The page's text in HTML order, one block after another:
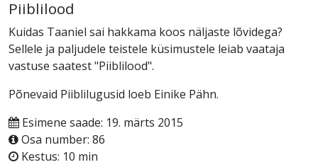
Piiblilood
Kuidas Taaniel sai hakkama koos näljaste lõvidega?
Sellele ja paljudele teistele küsimustele leiab vaataja
vastuse saatest "Piiblilood".
Põnevaid Piiblilugusid loeb Einike Pähn.
Esimene saade: 19. märts 2015
Osa number: 86
Kestus: 10 min